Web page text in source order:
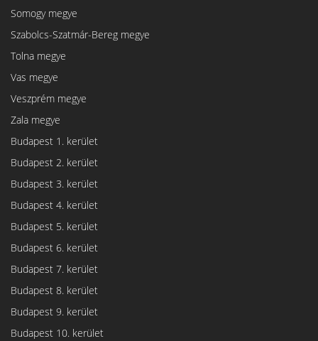
Somogy megye
Szabolcs-Szatmár-Bereg megye
Tolna megye
Vas megye
Veszprém megye
Zala megye
Budapest 1. kerület
Budapest 2. kerület
Budapest 3. kerület
Budapest 4. kerület
Budapest 5. kerület
Budapest 6. kerület
Budapest 7. kerület
Budapest 8. kerület
Budapest 9. kerület
Budapest 10. kerület